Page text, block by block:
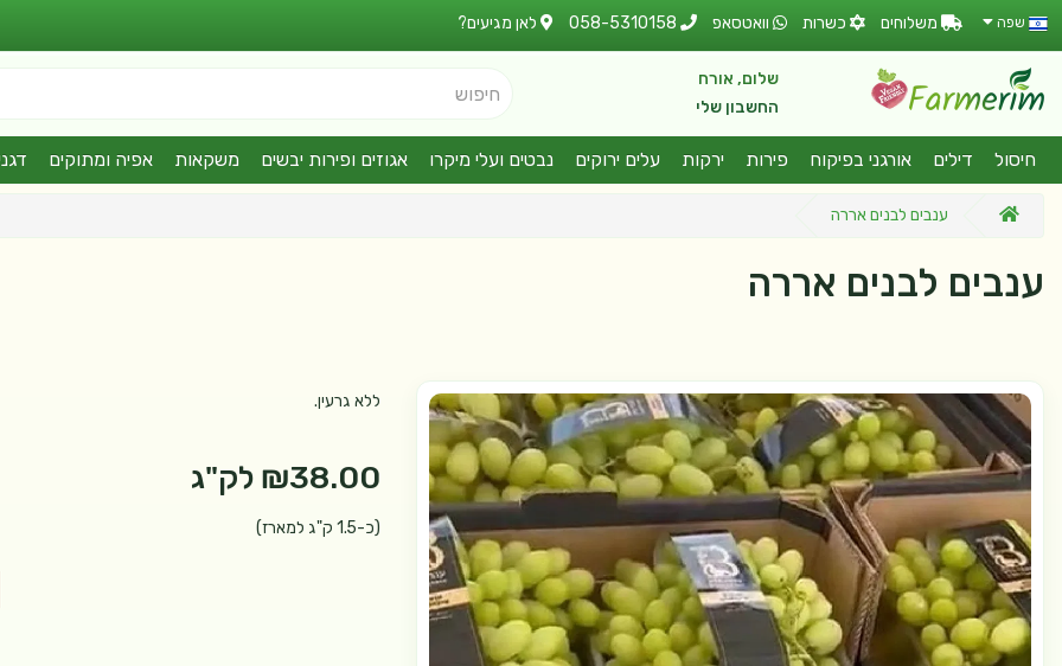
שפה משלוחים כשרות וואטסאפ 058-5310158 לאן מגיעים?
שלום, אורח
החשבון שלי
חיפוש
חיסול דילים אורגני בפיקוח פירות ירקות עלים ירוקים נבטים ועלי מיקרו אגוזים ופירות יבשים משקאות אפיה ומתוקים
ענבים לבנים אררה
ענבים לבנים אררה
ללא גרעין.
₪38.00 לק"ג
(כ-1.5 ק"ג למארז)